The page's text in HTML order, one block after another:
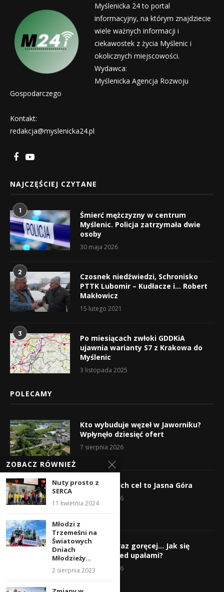
Myślenicka 24 to portal
informacyjny, na którym znajdziecie
wiele ważnych informacji i
ciekawostek z życia Myślenic i
okolicznych miejscowości.
Wydawca:
Myślenicka Agencja Rozwoju
Gospodarczego
Kontakt:
redakcja@myslenicka24.pl
NAJCZĘŚCIEJ CZYTANE
1
Śmierć mężczyzny w centrum
Myślenic. Policja zatrzymała dwie
osoby
30 maja 2026
2
Czosnek niedźwiedzi, Schronisko
PTTK Lubomir – Kudłacze i… Robert
Makłowicz
15 lutego 2021
3
Po miesiącach zwłoki GDDKiA
ujawnia warianty S7 z Krakowa do
Myślenic
3 listopada 2025
POLECAMY
Kto wybuduje węzeł w Jaworniku?
Wpłynęło dziesięć ofert
7 sierpnia 2026
Wyruszyli! Ich cel to Jasna Góra
5 sierpnia 2026
Gorąco, coraz goręcej… Jak się
chronić przed upałami?
4 sierpnia 2026
ZOBACZ RÓWNIEŻ
Nuty prosto z
SERCA
11 kwietnia 2024
Młodzi z
Trzemeśni na
Światowych
Dniach
Młodzieży...
2 sierpnia 2023